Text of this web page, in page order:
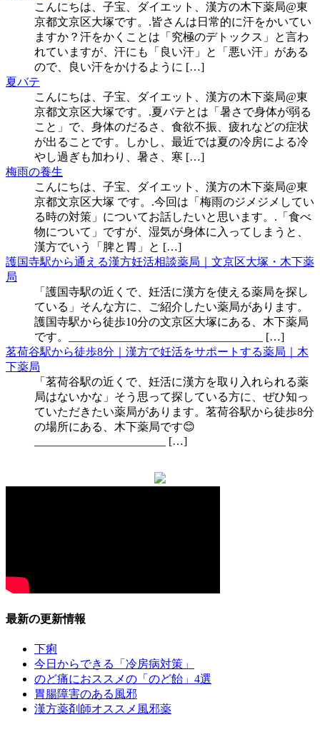
こんにちは、子宝、ダイエット、漢方の木下薬局@東
京都文京区大塚です。.皆さんは日常的に汗をかいてい
ますか？汗をかくことは「究極のデトックス」と言わ
れていますが、汗にも「良い汗」と「悪い汗」がある
ので、良い汗をかけるように […]
夏バテ
こんにちは、子宝、ダイエット、漢方の木下薬局@東
京都文京区大塚です。.夏バテとは「暑さで身体が弱る
こと」で、身体のだるさ、食欲不振、疲れなどの症状
が出ることです。しかし、最近では夏の冷房による冷
やし過ぎも加わり、暑さ、寒 […]
梅雨の養生
こんにちは、子宝、ダイエット、漢方の木下薬局@東
京都文京区大塚 です。.今回は「梅雨のジメジメしてい
る時の対策」についてお話したいと思います。.「食べ
物について」ですが、湿気が身体に入ってしまうと、
漢方でいう「脾と胃」と […]
護国寺駅から通える漢方妊活相談薬局｜文京区大塚・木下薬
局
「護国寺駅の近くで、妊活に漢方を使える薬局を探し
ている」そんな方に、ご紹介したい薬局があります。
護国寺駅から徒歩10分の文京区大塚にある、木下薬局
です。__________________________________ […]
茗荷谷駅から徒歩8分｜漢方で妊活をサポートする薬局｜木
下薬局
「茗荷谷駅の近くで、妊活に漢方を取り入れられる薬
局はないかな」そう思って探している方に、ぜひ知っ
ていただきたい薬局があります。茗荷谷駅から徒歩8分
の場所にある、木下薬局です😊
_______________________ […]
最新の更新情報
下痢
今日からできる「冷房病対策」
のど痛におススメの「のど飴」4選
胃腸障害のある風邪
漢方薬剤師オススメ風邪薬